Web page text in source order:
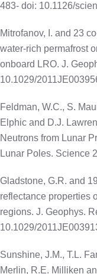
483- doi: 10.1126/
Mitrofanov, I. and 23
water-rich permafrost
onboard LRO. J.
10.1029/
Feldman, W.C., S.
Elphic and D.J.
Neutrons from Lunar
Lunar Poles. Science
Gladstone, G.R. and
reflectance properties
regions. J. Geophys.
10.1029/
Sunshine, J.M., T.L.
Merlin, R.E. Milliken